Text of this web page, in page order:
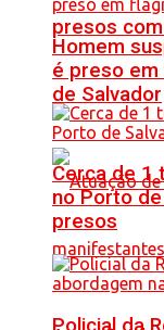
presos
de Salvador
Homem
é preso
Cerca de 1
no Porto
presos